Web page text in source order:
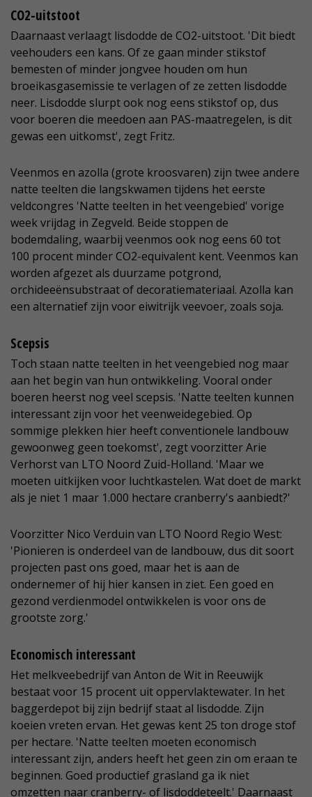
CO2-uitstoot
Daarnaast verlaagt lisdodde de CO2-uitstoot. 'Dit biedt
veehouders een kans. Of ze gaan minder stikstof
bemesten of minder jongvee houden om hun
broeikasgasemissie te verlagen of ze zetten lisdodde
neer. Lisdodde slurpt ook nog eens stikstof op, dus
voor boeren die meedoen aan PAS-maatregelen, is dit
gewas een uitkomst', zegt Fritz.
Veenmos en azolla (grote kroosvaren) zijn twee andere
natte teelten die langskwamen tijdens het eerste
veldcongres 'Natte teelten in het veengebied' vorige
week vrijdag in Zegveld. Beide stoppen de
bodemdaling, waarbij veenmos ook nog eens 60 tot
100 procent minder CO2-equivalent kent. Veenmos kan
worden afgezet als duurzame potgrond,
orchideeënsubstraat of decoratiemateriaal. Azolla kan
een alternatief zijn voor eiwitrijk veevoer, zoals soja.
Scepsis
Toch staan natte teelten in het veengebied nog maar
aan het begin van hun ontwikkeling. Vooral onder
boeren heerst nog veel scepsis. 'Natte teelten kunnen
interessant zijn voor het veenweidegebied. Op
sommige plekken hier heeft conventionele landbouw
gewoonweg geen toekomst', zegt voorzitter Arie
Verhorst van LTO Noord Zuid-Holland. 'Maar we
moeten uitkijken voor luchtkastelen. Wat doet de markt
als je niet 1 maar 1.000 hectare cranberry's aanbiedt?'
Voorzitter Nico Verduin van LTO Noord Regio West:
'Pionieren is onderdeel van de landbouw, dus dit soort
projecten past ons goed, maar het is aan de
ondernemer of hij hier kansen in ziet. Een goed en
gezond verdienmodel ontwikkelen is voor ons de
grootste zorg.'
Economisch interessant
Het melkveebedrijf van Anton de Wit in Reeuwijk
bestaat voor 15 procent uit oppervlaktewater. In het
baggerdepot bij zijn bedrijf staat al lisdodde. Zijn
koeien vreten ervan. Het gewas kent 25 ton droge stof
per hectare. 'Natte teelten moeten economisch
interessant zijn, anders heeft het geen zin om eraan te
beginnen. Goed productief grasland ga ik niet
omzetten naar cranberry- of lisdoddeteelt.' Daarnaast